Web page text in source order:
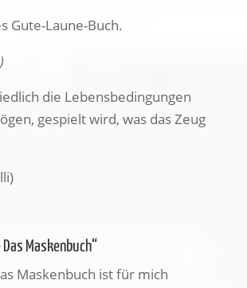
Gute-Laune-Buch.
die Lebensbedingungen
gespielt wird, was das Zeug
Maskenbuch“
Maskenbuch ist für mich